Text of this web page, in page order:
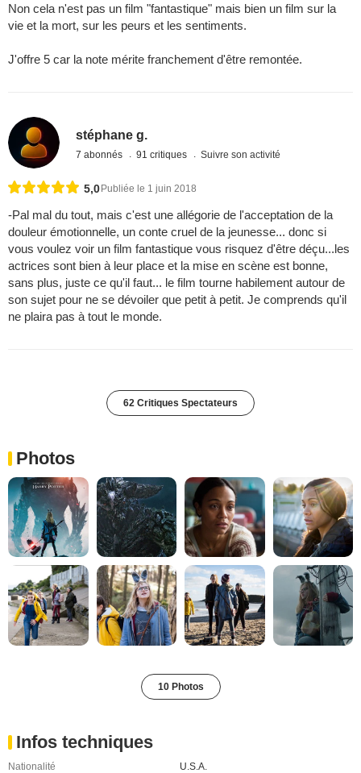
Non cela n'est pas un film "fantastique" mais bien un film sur la
vie et la mort, sur les peurs et les sentiments.
J'offre 5 car la note mérite franchement d'être remontée.
stéphane g.
7 abonnés 91 critiques Suivre son activité
5,0 Publiée le 1 juin 2018
-Pal mal du tout, mais c'est une allégorie de l'acceptation de la
douleur émotionnelle, un conte cruel de la jeunesse... donc si
vous voulez voir un film fantastique vous risquez d'être déçu...les
actrices sont bien à leur place et la mise en scène est bonne,
sans plus, juste ce qu'il faut... le film tourne habilement autour de
son sujet pour ne se dévoiler que petit à petit. Je comprends qu'il
ne plaira pas à tout le monde.
62 Critiques Spectateurs
Photos
10 Photos
Infos techniques
Nationalité
U.S.A.